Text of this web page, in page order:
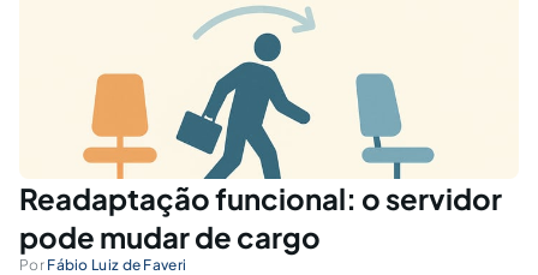
Readaptação funcional: o servidor
pode mudar de cargo
Por Fábio Luiz de Faveri